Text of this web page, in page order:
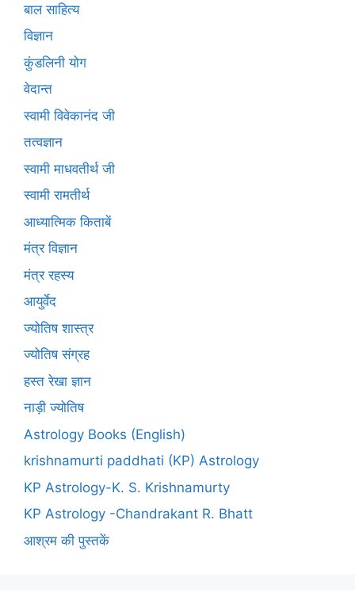
बाल साहित्य
विज्ञान
कुंडलिनी योग
वेदान्त
स्वामी विवेकानंद जी
तत्वज्ञान
स्वामी माधवतीर्थ जी
स्वामी रामतीर्थ
आध्यात्मिक किताबें
मंत्र विज्ञान
मंत्र रहस्य
आयुर्वेद
ज्योतिष शास्त्र
ज्योतिष संग्रह
हस्त रेखा ज्ञान
नाड़ी ज्योतिष
Astrology Books (English)
krishnamurti paddhati (KP) Astrology
KP Astrology-K. S. Krishnamurty
KP Astrology -Chandrakant R. Bhatt
आश्रम की पुस्तकें